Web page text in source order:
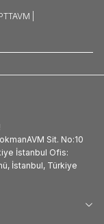
|
Sit. No:10
İstanbul Ofis:
İstanbul, Türkiye